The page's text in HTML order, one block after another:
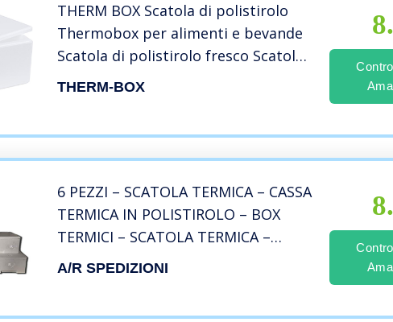
THERM BOX Scatola di polistirolo
Thermobox per alimenti e bevande
Scatola di polistirolo fresco Scatola
di riscaldamento 59,5×39,5x32cm 46
THERM-BOX
6 PEZZI – SCATOLA TERMICA – CASSA
TERMICA IN POLISTIROLO – BOX
TERMICI – SCATOLA TERMICA –
TRASPORTO PER ALIMENTI -DA
A/R SPEDIZIONI